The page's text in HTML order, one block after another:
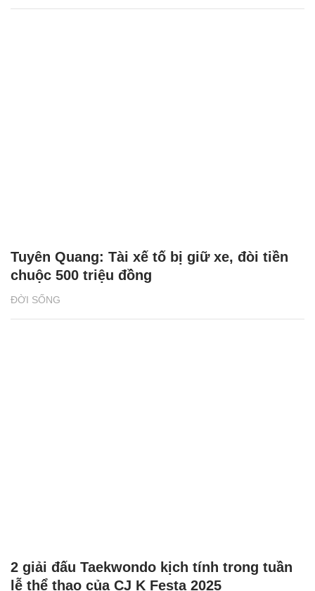
ĐỜI SỐNG
Tuyên Quang: Tài xế tố bị giữ xe, đòi tiền
chuộc 500 triệu đồng
2 giải đấu Taekwondo kịch tính trong tuần
lễ thể thao của CJ K Festa 2025